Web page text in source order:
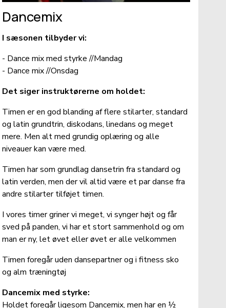
Dancemix
I sæsonen tilbyder vi:
- Dance mix med styrke //Mandag
- Dance mix //Onsdag
Det siger instruktørerne om holdet:
Timen er en god blanding af flere stilarter, standard
og latin grundtrin, diskodans, linedans og meget
mere. Men alt med grundig oplæring og alle
niveauer kan være med.
Timen har som grundlag dansetrin fra standard og
latin verden, men der vil altid være et par danse fra
andre stilarter tilføjet timen.
I vores timer griner vi meget, vi synger højt og får
sved på panden, vi har et stort sammenhold og om
man er ny, let øvet eller øvet er alle velkommen
Timen foregår uden dansepartner og i fitness sko
og alm træningtøj
Dancemix med styrke:
Holdet foregår ligesom Dancemix, men har en ½